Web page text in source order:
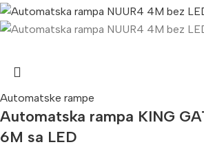
Automatske rampe
Automatska rampa KING
6M sa LED